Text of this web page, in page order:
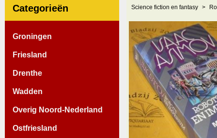
Categorieën
Groningen
Friesland
Drenthe
Wadden
Overig Noord-Nederland
Ostfriesland
Science fiction en fantasy